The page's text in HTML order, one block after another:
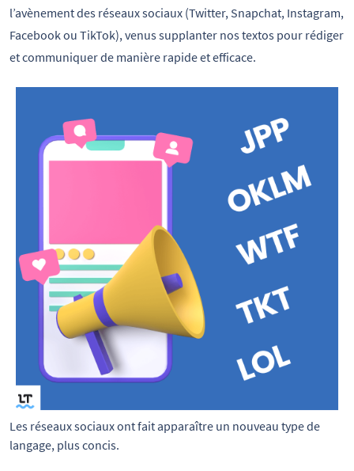
l’avènement des réseaux sociaux (Twitter, Snapchat, Instagram,
Facebook ou TikTok), venus supplanter nos textos pour rédiger
et communiquer de manière rapide et efficace.
Les réseaux sociaux ont fait apparaître un nouveau type de
langage, plus concis.